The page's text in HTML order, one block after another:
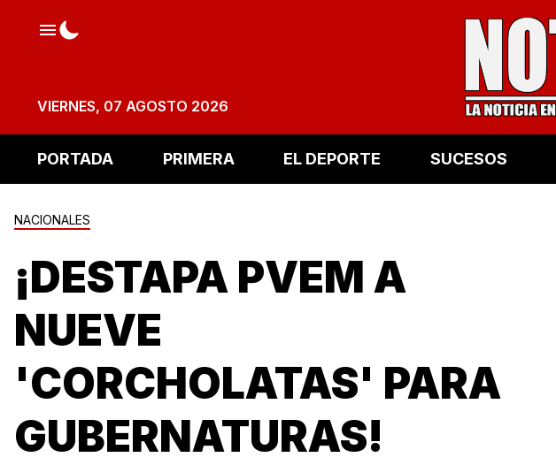
VIERNES, 07 AGOSTO 2026
PORTADA PRIMERA EL DEPORTE SUCESOS
NACIONALES
¡DESTAPA PVEM A
NUEVE
'CORCHOLATAS' PARA
GUBERNATURAS!